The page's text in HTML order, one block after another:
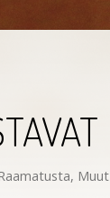
, Muut